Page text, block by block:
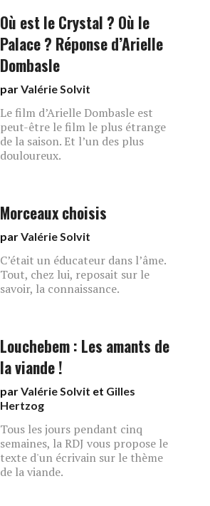
Où est le Crystal ? Où le
Palace ? Réponse d’Arielle
Dombasle
parValérie Solvit
Le film d’Arielle Dombasle est
peut-être le film le plus étrange
de la saison. Et l’un des plus
douloureux.
Morceaux choisis
parValérie Solvit
C’était un éducateur dans l’âme.
Tout, chez lui, reposait sur le
savoir, la connaissance.
Louchebem : Les amants de
la viande !
parValérie Solvit et Gilles
Hertzog
Tous les jours pendant cinq
semaines, la RDJ vous propose le
texte d'un écrivain sur le thème
de la viande.